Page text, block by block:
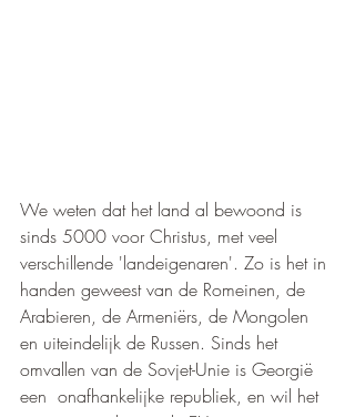
We weten dat het land al bewoond is
sinds 5000 voor Christus, met veel
verschillende 'landeigenaren'. Zo is het in
handen geweest van de Romeinen, de
Arabieren, de Armeniërs, de Mongolen
en uiteindelijk de Russen. Sinds het
omvallen van de Sovjet-Unie is Georgië
een  onafhankelijke republiek, en wil het